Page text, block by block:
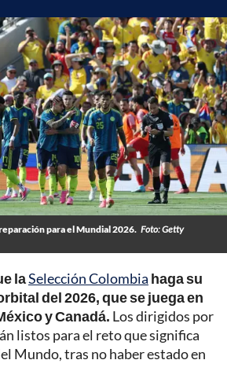
para el Mundial 2026. Foto: Getty
laSelección Colombia haga su
del 2026, que se juega en
y Canadá. Los dirigidos por
listos para el reto que significa
Mundo, tras no haber estado en